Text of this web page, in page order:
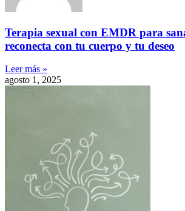
Terapia sexual con EMDR para
reconecta con tu cuerpo y tu deseo
Leer más »
agosto 1, 2025